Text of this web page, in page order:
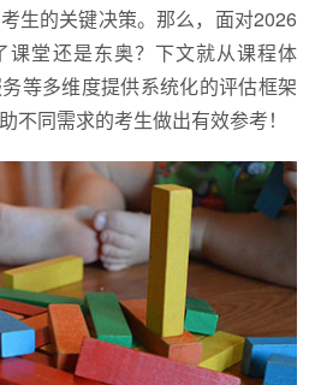
生的关键决策。那么，面对2026
课堂还是东奥？下文就从课程体
等多维度提供系统化的评估框架
不同需求的考生做出有效参考！